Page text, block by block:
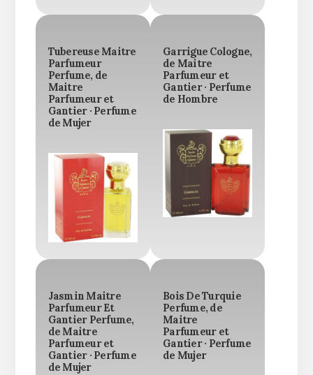
Tubereuse Maitre
Parfumeur
Perfume, de
Maitre
Parfumeur et
Gantier · Perfume
de Mujer
Garrigue Cologne,
de Maitre
Parfumeur et
Gantier · Perfume
de Hombre
Jasmin Maitre
Parfumeur Et
Gantier Perfume,
de Maitre
Parfumeur et
Gantier · Perfume
de Mujer
Bois De Turquie
Perfume, de
Maitre
Parfumeur et
Gantier · Perfume
de Mujer